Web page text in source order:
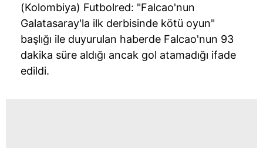
(Kolombiya) Futbolred: "Falcao'nun
Galatasaray'la ilk derbisinde kötü oyun"
başlığı ile duyurulan haberde Falcao'nun 93
dakika süre aldığı ancak gol atamadığı ifade
edildi.